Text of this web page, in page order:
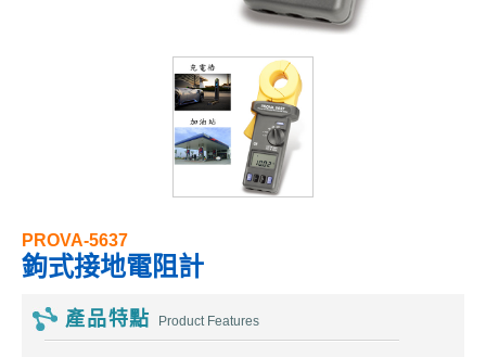
PROVA-5637
鉤式接地電阻計
產品特點 Product Features